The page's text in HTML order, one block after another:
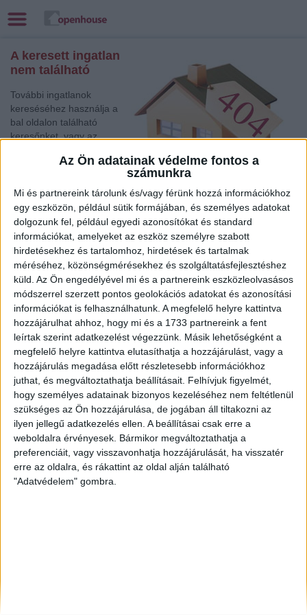
Az Ön adatainak védelme fontos a
számunkra
Mi és partnereink tárolunk és/vagy férünk hozzá információkhoz
egy eszközön, például sütik formájában, és személyes adatokat
dolgozunk fel, például egyedi azonosítókat és standard
információkat, amelyeket az eszköz személyre szabott
hirdetésekhez és tartalomhoz, hirdetések és tartalmak
méréséhez, közönségmérésekhez és szolgáltatásfejlesztéshez
küld. Az Ön engedélyével mi és a partnereink eszközleolvasásos
módszerrel szerzett pontos geolokációs adatokat és azonosítási
információkat is felhasználhatunk. A megfelelő helyre kattintva
hozzájárulhat ahhoz, hogy mi és a 1733 partnereink a fent
leírtak szerint adatkezelést végezzünk. Másik lehetőségként a
megfelelő helyre kattintva elutasíthatja a hozzájárulást, vagy a
hozzájárulás megadása előtt részletesebb információkhoz
juthat, és megváltoztathatja beállításait. Felhívjuk figyelmét,
hogy személyes adatainak bizonyos kezeléséhez nem feltétlenül
szükséges az Ön hozzájárulása, de jogában áll tiltakozni az
ilyen jellegű adatkezelés ellen. A beállításai csak erre a
weboldalra érvényesek. Bármikor megváltoztathatja a
preferenciáit, vagy visszavonhatja hozzájárulását, ha visszatér
erre az oldalra, és rákattint az oldal alján található
"Adatvédelem" gombra.
A keresett ingatlan
nem található
További ingatlanok
kereséséhez használja a
bal oldalon található
keresőnket, vagy az
Balatonfüred, Eladó Családi ház
Debrecen, Kiadó Családi ház
Kaposvár, Eladó Családi ház
, Eladó Családi ház
Sárvár, Kiadó Családi ház
Békéscsaba, Eladó Társasházi lakás
Budapest V. Ker., Eladó Családi ház
Tatabánya, Eladó Családi ház
Celldömölk
, Eladó Társasházi lakás, Családi ház